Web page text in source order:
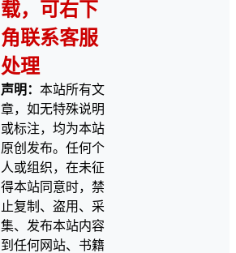
载，可右下
角联系客服
处理
声明： 本站所有文
章，如无特殊说明
或标注，均为本站
原创发布。任何个
人或组织，在未征
得本站同意时，禁
止复制、盗用、采
集、发布本站内容
到任何网站、书籍